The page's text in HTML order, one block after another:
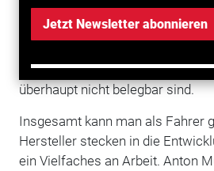
Jetzt Newsletter abonnieren
natürlich Eindruck macht und
Problem: Genau diese Szenen
Vorurteile vorauseilen, die rein
überhaupt nicht belegbar sind.
Insgesamt kann man als Fahrer
Hersteller stecken in die
ein Vielfaches an Arbeit. Anton